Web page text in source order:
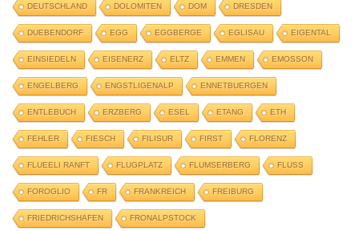
DEUTSCHLAND DOLOMITEN DOM DRESDEN
DUEBENDORF EGG EGGBERGE EGLISAU EIGENTAL
EINSIEDELN EISENERZ ELTZ EMMEN EMOSSON
ENGELBERG ENGSTLIGENALP ENNETBUERGEN
ENTLEBUCH ERZBERG ESEL ETANG ETH
FEHLER FIESCH FILISUR FIRST FLORENZ
FLUEELI RANFT FLUGPLATZ FLUMSERBERG FLUSS
FOROGLIO FR FRANKREICH FREIBURG
FRIEDRICHSHAFEN FRONALPSTOCK